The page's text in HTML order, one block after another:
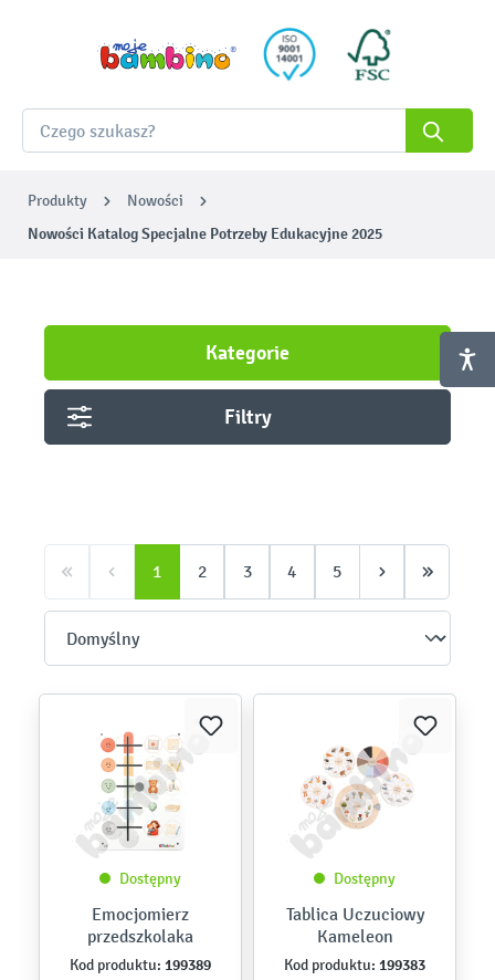
Produkty Nowości
Nowości Katalog Specjalne Potrzeby Edukacyjne 2025
Kategorie
Filtry
1 2 3 4 5
Dostępny
Emocjomierz
przedszkolaka
Kod produktu: 199389
Dostępny
Tablica Uczuciowy
Kameleon
Kod produktu: 199383